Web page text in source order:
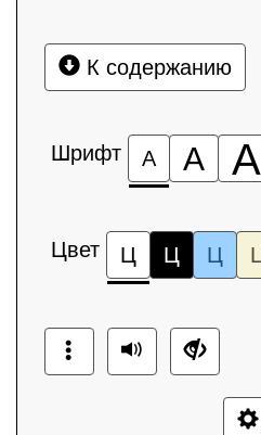
К содержанию
Шрифт А А А
Цвет Ц Ц Ц